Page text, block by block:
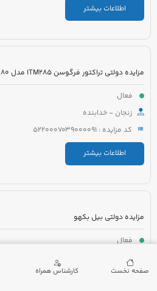
اطلاعات بیشتر
فعال
زنجان - خدابنده
کد مزایده : 5220007039000091
اطلاعات بیشتر
مزایده دولتی بیل بکهو
فعال
چهارمحال و بختیاری - خانمیرزا
کد مزایده : 5021005480000001
صفحه نخست کارشناس همراه